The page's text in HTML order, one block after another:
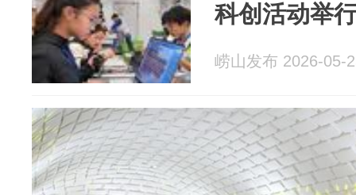
科创活动举
崂山发布 2026-05-